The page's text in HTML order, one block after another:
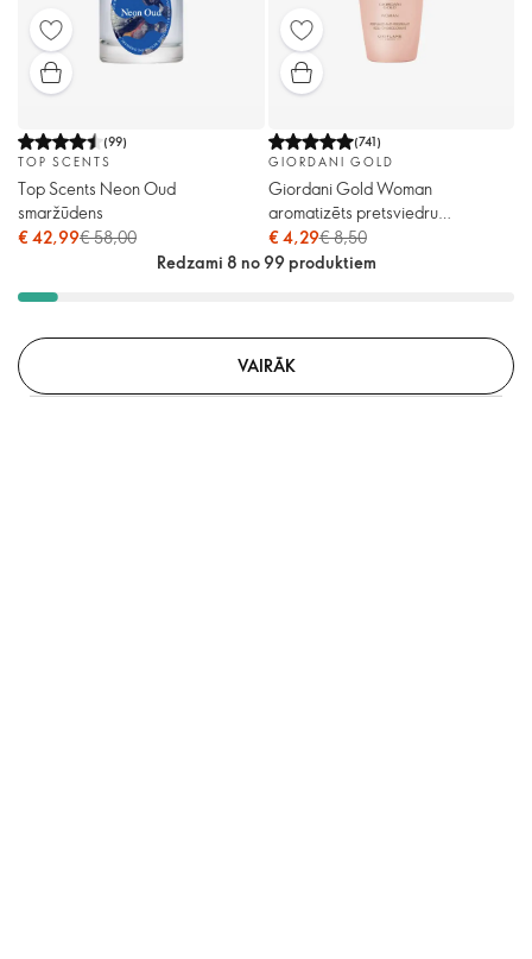
(99)
TOP SCENTS
Top Scents Neon Oud
smaržūdens
€ 42,99€ 58,00
(741)
GIORDANI GOLD
Giordani Gold Woman
aromatizēts pretsviedru
dezodorants ar rullīti
€ 4,29€ 8,50
Redzami 8 no 99 produktiem
VAIRĀK